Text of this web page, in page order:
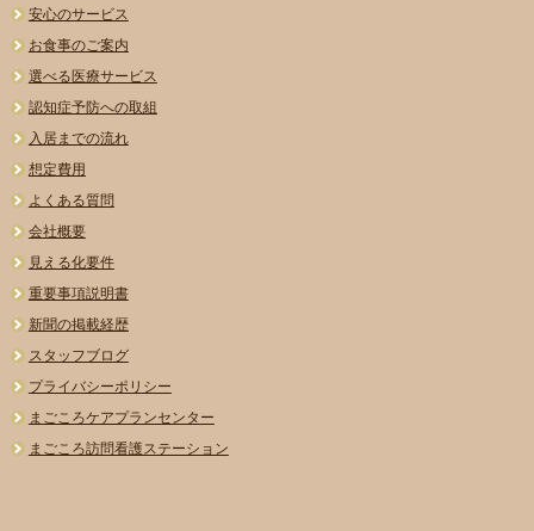
安心のサービス
お食事のご案内
選べる医療サービス
認知症予防への取組
入居までの流れ
想定費用
よくある質問
会社概要
見える化要件
重要事項説明書
新聞の掲載経歴
スタッフブログ
プライバシーポリシー
まごころケアプランセンター
まごころ訪問看護ステーション